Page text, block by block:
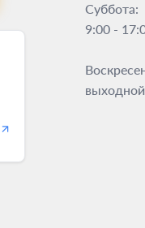
Суббота:
9:00 -
выходной